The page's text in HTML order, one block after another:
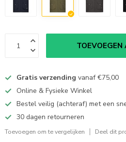
Gratis verzending vanaf€75,00
Online & Fysieke Winkel
Bestel veilig (achteraf) met een
30 dagen retourneren
Toevoegen om te vergelijken Deel dit